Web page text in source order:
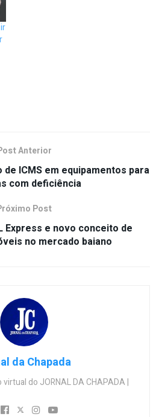
Anterior
ICMS em equipamentos para
com deficiência
Post
Express e novo conceito de
no mercado baiano
da Chapada
do JORNAL DA CHAPADA |